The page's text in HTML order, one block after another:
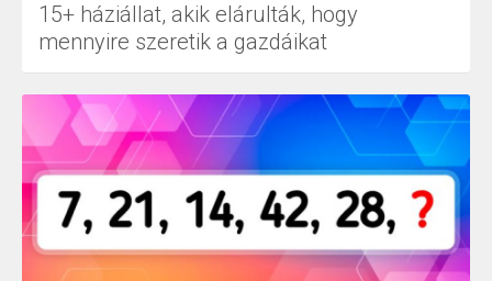
15+ háziállat, akik elárulták, hogy
mennyire szeretik a gazdáikat